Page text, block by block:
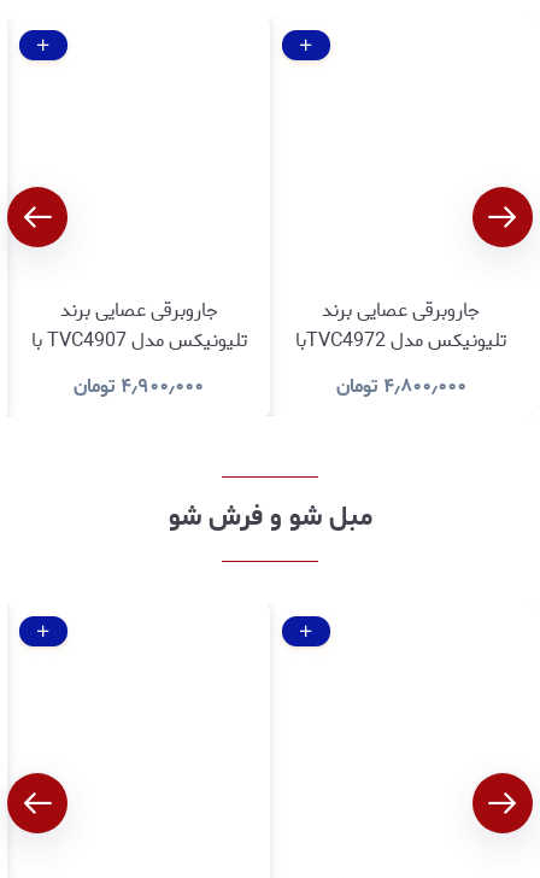
جاروبرقی عصایی برند
تلیونیکس مدل TVC4972با
ثارانتی اصالت و سلامت کالا
۴٫۸۰۰٫۰۰۰ تومان
جاروبرقی عصایی برند
تلیونیکس مدل TVC4907 با
گارانتی اصالت و سلامت کالا
۴٫۹۰۰٫۰۰۰ تومان
مبل شو و فرش شو